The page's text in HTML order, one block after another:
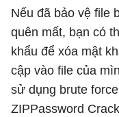
Nếu đã bảo vệ file
quên mất, bạn có
khẩu để xóa mật
cập vào file của
sử dụng brute
ZIPPassword